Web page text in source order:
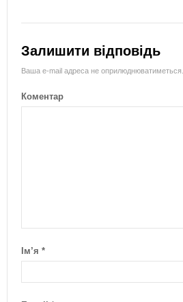
Залишити відповідь
Ваша e-mail адреса не оприлюднюватиметься.
Коментар
Ім’я *